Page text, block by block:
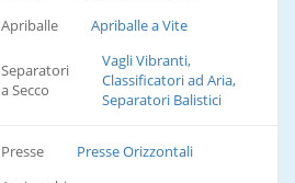
Apriballe
Apriballe a Vite
Separatori
a Secco
Vagli Vibranti,
Classificatori ad Aria,
Separatori Balistici
Presse
Presse Orizzontali